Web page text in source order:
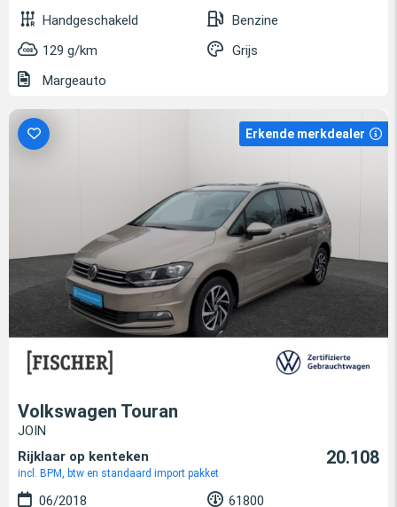
Handgeschakeld
Benzine
129 g/km
Grijs
Margeauto
Erkende merkdealer
Volkswagen Touran
JOIN
Rijklaar op kenteken
incl. BPM, btw en standaard import pakket
20.108
06/2018
61800